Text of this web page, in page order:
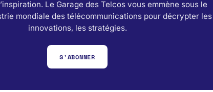
Le Garage des Telcos vous emmène sous le
mondiale des télécommunications pour décrypter les
innovations, les stratégies.
S'ABONNER